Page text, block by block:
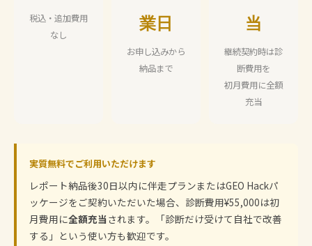
税込・追加費用
なし
業日
お申し込みから
納品まで
当
継続契約時は診
断費用を
初月費用に全額
充当
実質無料でご利用いただけます
レポート納品後30日以内に伴走プランまたはGEO Hackパ
ッケージをご契約いただいた場合、診断費用¥55,000は初
月費用に全額充当されます。「診断だけ受けて自社で改善
する」という使い方も歓迎です。